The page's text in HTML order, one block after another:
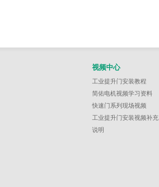
视频中心
工业提升门安装教程
简佑电机视频学习资料
快速门系列现场视频
工业提升门安装视频补充
说明